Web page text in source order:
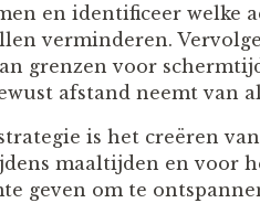
en identificeer welke
verminderen.
grenzen voor
afstand neemt van
is het creëren
maaltijden en voor
geven om te